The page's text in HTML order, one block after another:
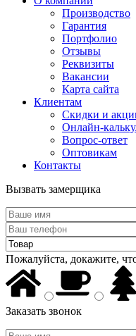
Производство
Гарантия
Портфолио
Отзывы
Реквизиты
Вакансии
Карта сайта
Клиентам
Скидки и
Онлайн-
Вопрос-ответ
Оптовикам
Контакты
Вызвать замерщика
Пожалуйста, докажите,
Заказать звонок